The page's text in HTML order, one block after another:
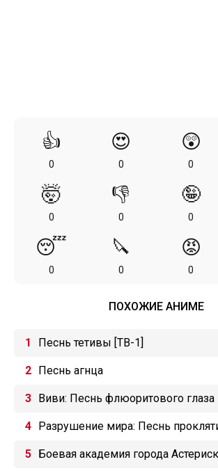
👍
0
😍
0
😲
0
🤯
0
👎
0
🤪
0
😴
0
🔪
0
😡
0
ПОХОЖИЕ АНИМЕ
Песнь тетивы [ТВ-1]
Песнь агнца
Виви: Песнь флюоритового глаза
Разрушение мира: Песнь
мечника
Боевая академия города